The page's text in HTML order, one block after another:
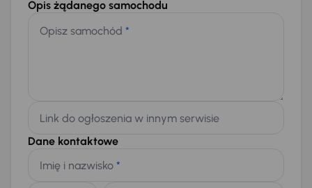
Opis żądanego samochodu
Opisz samochód *
Link do ogłoszenia w innym serwisie
Dane kontaktowe
Imię i nazwisko *